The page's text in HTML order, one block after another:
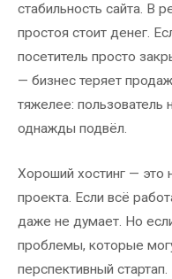
стабильность сайта. В
простоя стоит денег.
посетитель просто
— бизнес теряет
тяжелее: пользователь
однажды подвёл.
Хороший хостинг — это
проекта. Если всё
даже не думает. Но
проблемы, которые
перспективный стартап.